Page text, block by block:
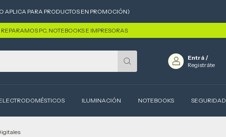
APLICA PARA PRODUCTOS EN PROMOCIÓN)
PC, NOTEBOOKS E IMPRESORAS
Entrá /
Registráte
ILUMINACIÓN NOTEBOOKS SEGURIDAD